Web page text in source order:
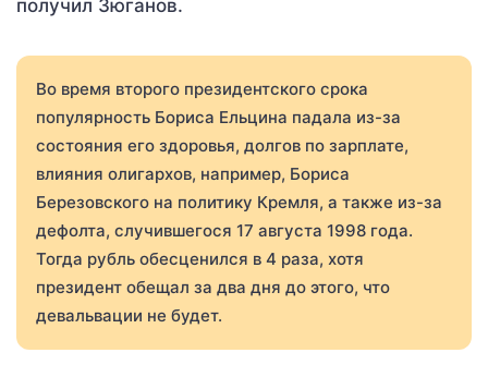
получил Зюганов.
Во время второго президентского срока
популярность Бориса Ельцина падала из-за
состояния его здоровья, долгов по зарплате,
влияния олигархов, например, Бориса
Березовского на политику Кремля, а также из-за
дефолта, случившегося 17 августа 1998 года.
Тогда рубль обесценился в 4 раза, хотя
президент обещал за два дня до этого, что
девальвации не будет.